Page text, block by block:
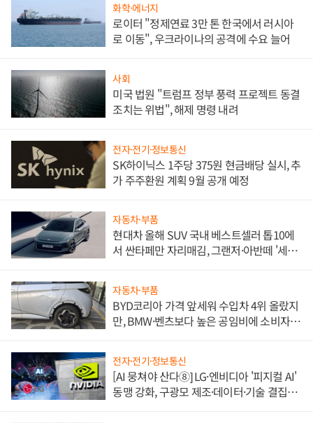
화학·에너지
로이터 "정제연료 3만 톤 한국에서 러시아
로 이동", 우크라이나의 공격에 수요 늘어
사회
미국 법원 "트럼프 정부 풍력 프로젝트 동결
조치는 위법", 해제 명령 내려
전자·전기·정보통신
SK하이닉스 1주당 375원 현금배당 실시, 추
가 주주환원 계획 9월 공개 예정
자동차·부품
현대차 올해 SUV 국내 베스트셀러 톱10에
서 싼타페만 자리매김, 그랜저·아반떼 '세단
자동차·부품
BYD코리아 가격 앞세워 수입차 4위 올랐지
만, BMW·벤츠보다 높은 공임비에 소비자
전자·전기·정보통신
[AI 뭉쳐야 산다⑧] LG·엔비디아 '피지컬 AI'
동맹 강화, 구광모 제조·데이터·기술 결집